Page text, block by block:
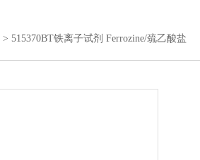
> 515370BT铁离子试剂 Ferrozine/巯乙酸盐